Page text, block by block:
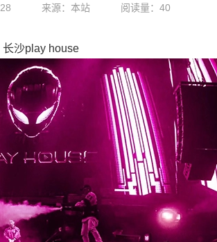
来源：本站 阅读量：40
长沙play house